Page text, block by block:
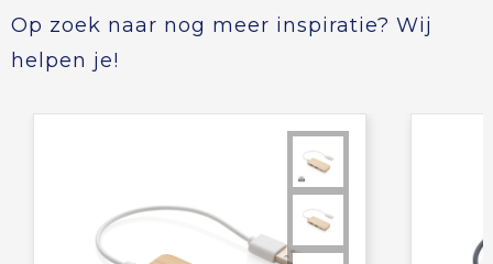
Op zoek naar nog meer inspiratie? Wij
helpen je!